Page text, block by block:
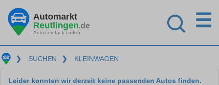
Automarkt
Reutlingen.de
Autos einfach finden
☰
❯ SUCHEN ❯ KLEINWAGEN
Leider konnten wir derzeit keine passenden Autos finden.